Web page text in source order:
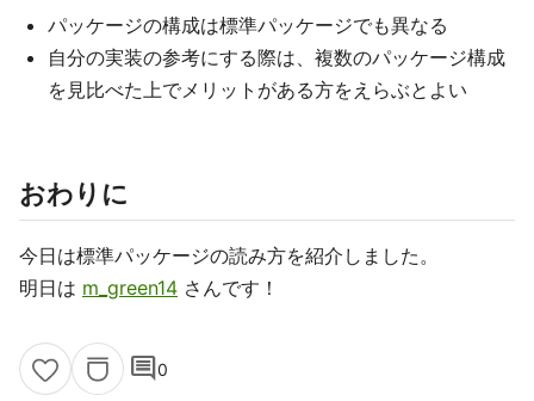
パッケージの構成は標準パッケージでも異なる
自分の実装の参考にする際は、複数のパッケージ構成
を見比べた上でメリットがある方をえらぶとよい
おわりに
今日は標準パッケージの読み方を紹介しました。
明日は m_green14 さんです！
comment0